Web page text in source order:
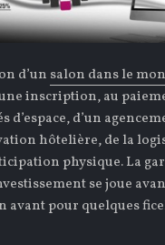
d’un salon dans le
inscription, au
d’espace, d’un
hôtelière, de la
physique. La
se joue
avant pour quelques